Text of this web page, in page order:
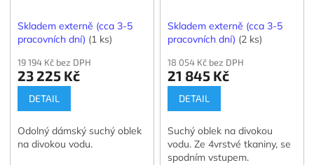
Skladem externě (cca 3-5
pracovních dní) (1 ks)
19 194 Kč bez DPH
23 225 Kč
DETAIL
Odolný dámský suchý oblek
na divokou vodu.
Skladem externě (cca 3-5
pracovních dní) (2 ks)
18 054 Kč bez DPH
21 845 Kč
DETAIL
Suchý oblek na divokou
vodu. Ze 4vrstvé tkaniny, se
spodním vstupem.